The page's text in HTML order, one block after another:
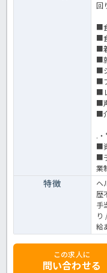
回
■
■
■
■
■
■
■
■
■
.
■
■
業
特徴
ヘ
歴
手
り
給
この求人に
問い合わせる